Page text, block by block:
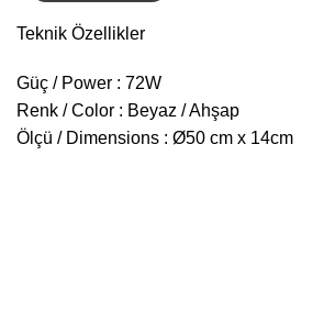
Teknik Özellikler
Güç / Power : 72W
Renk / Color : Beyaz / Ahşap
Ölçü / Dimensions : Ø50 cm x 14cm